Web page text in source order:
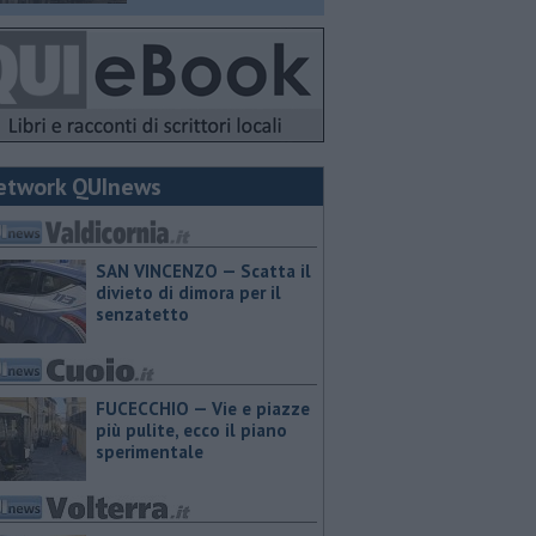
QUInews
SAN VINCENZO — Scatta il
divieto di dimora per il
senzatetto
FUCECCHIO — Vie e piazze
più pulite, ecco il piano
sperimentale